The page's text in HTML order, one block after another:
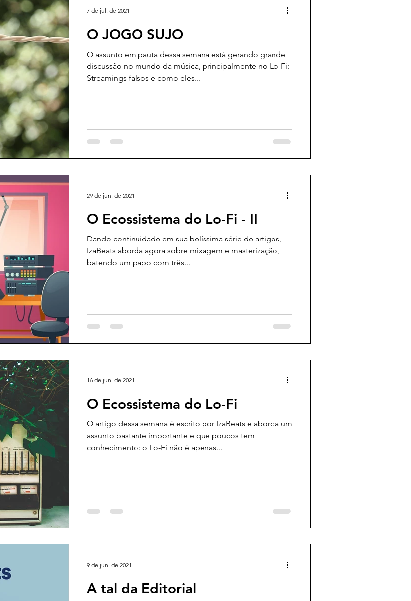
O JOGO SUJO
O assunto em pauta dessa semana está gerando grande
discussão no mundo da música, principalmente no Lo-Fi:
Streamings falsos e como eles...
7 de jul. de 2021
O Ecossistema do Lo-Fi - II
Dando continuidade em sua belíssima série de artigos,
IzaBeats aborda agora sobre mixagem e masterização,
batendo um papo com três...
29 de jun. de 2021
O Ecossistema do Lo-Fi
O artigo dessa semana é escrito por IzaBeats e aborda um
assunto bastante importante e que poucos tem
conhecimento: o Lo-Fi não é apenas...
16 de jun. de 2021
A tal da Editorial
9 de jun. de 2021